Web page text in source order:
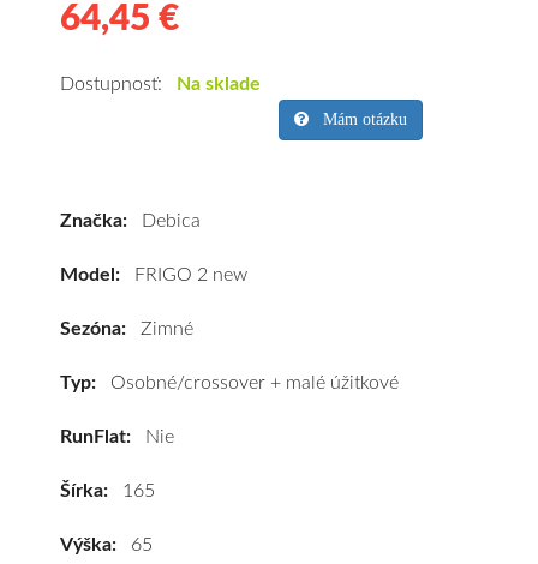
64,45 €
pneumatiky
FRIGO
165/65
81T
Dostupnosť: Na sklade
Mám otázku
Značka: Debica
Model: FRIGO 2 new
Sezóna: Zimné
Typ: Osobné/crossover + malé úžitkové
RunFlat: Nie
Šírka: 165
Výška: 65